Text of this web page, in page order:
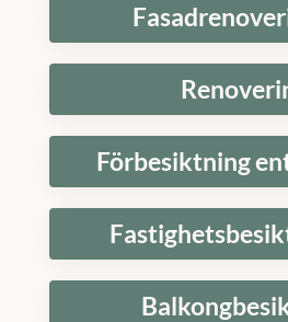
Förbesiktning